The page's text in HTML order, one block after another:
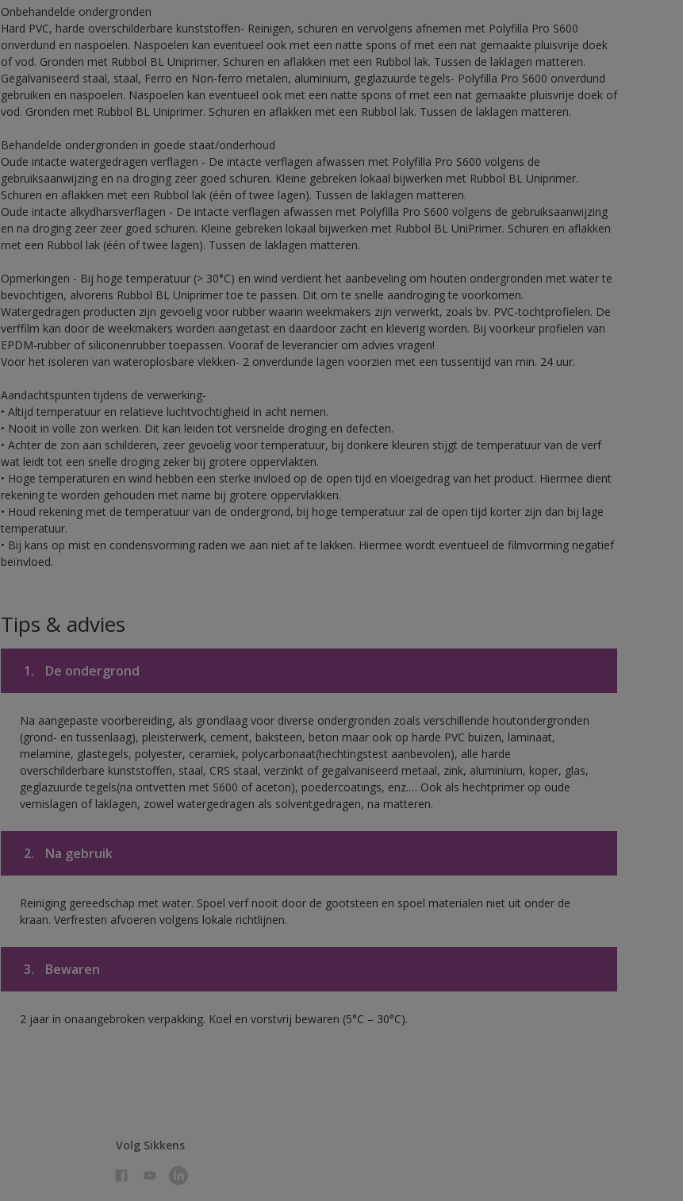
Onbehandelde ondergronden
Hard PVC, harde overschilderbare kunststoffen- Reinigen, schuren en vervolgens afnemen met Polyfilla Pro S600
onverdund en naspoelen. Naspoelen kan eventueel ook met een natte spons of met een nat gemaakte pluisvrije doek
of vod. Gronden met Rubbol BL Uniprimer. Schuren en aflakken met een Rubbol lak. Tussen de laklagen matteren.
Gegalvaniseerd staal, staal, Ferro en Non-ferro metalen, aluminium, geglazuurde tegels- Polyfilla Pro S600 onverdund
gebruiken en naspoelen. Naspoelen kan eventueel ook met een natte spons of met een nat gemaakte pluisvrije doek of
vod. Gronden met Rubbol BL Uniprimer. Schuren en aflakken met een Rubbol lak. Tussen de laklagen matteren.
Behandelde ondergronden in goede staat/onderhoud
Oude intacte watergedragen verflagen - De intacte verflagen afwassen met Polyfilla Pro S600 volgens de
gebruiksaanwijzing en na droging zeer goed schuren. Kleine gebreken lokaal bijwerken met Rubbol BL Uniprimer.
Schuren en aflakken met een Rubbol lak (één of twee lagen). Tussen de laklagen matteren.
Oude intacte alkydharsverflagen - De intacte verflagen afwassen met Polyfilla Pro S600 volgens de gebruiksaanwijzing
en na droging zeer zeer goed schuren. Kleine gebreken lokaal bijwerken met Rubbol BL UniPrimer. Schuren en aflakken
met een Rubbol lak (één of twee lagen). Tussen de laklagen matteren.
Opmerkingen - Bij hoge temperatuur (> 30°C) en wind verdient het aanbeveling om houten ondergronden met water te
bevochtigen, alvorens Rubbol BL Uniprimer toe te passen. Dit om te snelle aandroging te voorkomen.
Watergedragen producten zijn gevoelig voor rubber waarin weekmakers zijn verwerkt, zoals bv. PVC-tochtprofielen. De
verffilm kan door de weekmakers worden aangetast en daardoor zacht en kleverig worden. Bij voorkeur profielen van
EPDM-rubber of siliconenrubber toepassen. Vooraf de leverancier om advies vragen!
Voor het isoleren van wateroplosbare vlekken- 2 onverdunde lagen voorzien met een tussentijd van min. 24 uur.
Aandachtspunten tijdens de verwerking-
• Altijd temperatuur en relatieve luchtvochtigheid in acht nemen.
• Nooit in volle zon werken. Dit kan leiden tot versnelde droging en defecten.
• Achter de zon aan schilderen, zeer gevoelig voor temperatuur, bij donkere kleuren stijgt de temperatuur van de verf
wat leidt tot een snelle droging zeker bij grotere oppervlakten.
• Hoge temperaturen en wind hebben een sterke invloed op de open tijd en vloeigedrag van het product. Hiermee dient
rekening te worden gehouden met name bij grotere oppervlakken.
• Houd rekening met de temperatuur van de ondergrond, bij hoge temperatuur zal de open tijd korter zijn dan bij lage
temperatuur.
• Bij kans op mist en condensvorming raden we aan niet af te lakken. Hiermee wordt eventueel de filmvorming negatief
beïnvloed.
Tips & advies
1. De ondergrond
Na aangepaste voorbereiding, als grondlaag voor diverse ondergronden zoals verschillende houtondergronden
(grond- en tussenlaag), pleisterwerk, cement, baksteen, beton maar ook op harde PVC buizen, laminaat,
melamine, glastegels, polyester, ceramiek, polycarbonaat(hechtingstest aanbevolen), alle harde
overschilderbare kunststoffen, staal, CRS staal, verzinkt of gegalvaniseerd metaal, zink, aluminium, koper, glas,
geglazuurde tegels(na ontvetten met S600 of aceton), poedercoatings, enz.… Ook als hechtprimer op oude
vernislagen of laklagen, zowel watergedragen als solventgedragen, na matteren.
2. Na gebruik
Reiniging gereedschap met water. Spoel verf nooit door de gootsteen en spoel materialen niet uit onder de
kraan. Verfresten afvoeren volgens lokale richtlijnen.
3. Bewaren
2 jaar in onaangebroken verpakking. Koel en vorstvrij bewaren (5°C – 30°C).
Volg Sikkens